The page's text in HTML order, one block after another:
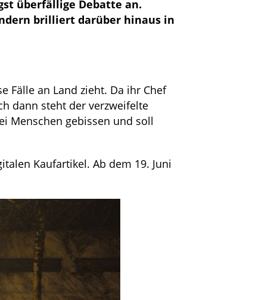
überfällige Debatte an.
brilliert darüber hinaus in
Fälle an Land zieht. Da ihr Chef
dann steht der verzweifelte
Menschen gebissen und soll
Kaufartikel. Ab dem 19. Juni